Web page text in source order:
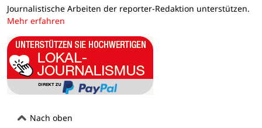
Journalistische Arbeiten der reporter-Redaktion unterstützen.
Mehr erfahren
Nach oben